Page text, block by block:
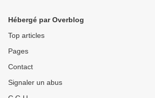
Hébergé par Overblog
Top articles
Pages
Contact
Signaler un abus